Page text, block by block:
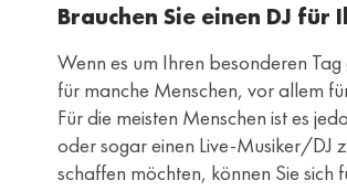
Brauchen Sie einen DJ für
Wenn es um Ihren besonderen
für manche Menschen, vor allem
Für die meisten Menschen ist es
oder sogar einen Live-Musiker/DJ
schaffen möchten, können Sie